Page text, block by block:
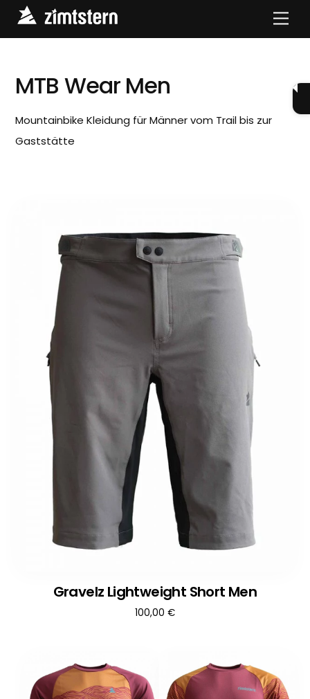
Skip
MTB Wear Men
Mountainbike Kleidung für Männer vom Trail bis zur
Gaststätte
Gravelz Lightweight Short Men
100,00 €